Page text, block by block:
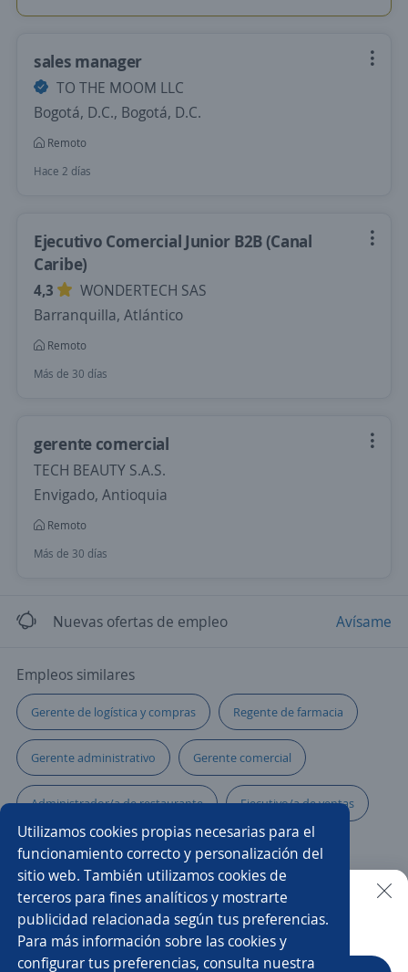
Utilizamos cookies propias necesarias para el
funcionamiento correcto y personalización del
sitio web. También utilizamos cookies de
terceros para fines analíticos y mostrarte
publicidad relacionada según tus preferencias.
Para más información sobre las cookies y
configurar tus preferencias, consulta nuestra
sales manager
TO THE MOOM LLC
Bogotá, D.C., Bogotá, D.C.
Remoto
Hace 2 días
Ejecutivo Comercial Junior B2B (Canal
Caribe)
4,3
WONDERTECH SAS
Barranquilla, Atlántico
Remoto
Más de 30 días
gerente comercial
TECH BEAUTY S.A.S.
Envigado, Antioquia
Remoto
Más de 30 días
Nuevas ofertas de empleo Avísame
Empleos similares
Gerente de logística y compras Regente de farmacia
Gerente administrativo Gerente comercial
Administrador/a de restaurante Ejecutivo/a de ventas
Gerente de compras Gestor/a
Ejecutivo/a de cuenta Coordinador/a
Administración Administrador/a punto de venta
Buscar es más fácil en la app